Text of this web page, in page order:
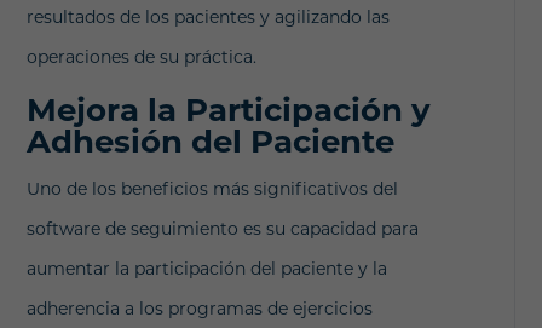
resultados de los pacientes y agilizando las
operaciones de su práctica.
Mejora la Participación y
Adhesión del Paciente
Uno de los beneficios más significativos del
software de seguimiento es su capacidad para
aumentar la participación del paciente y la
adherencia a los programas de ejercicios